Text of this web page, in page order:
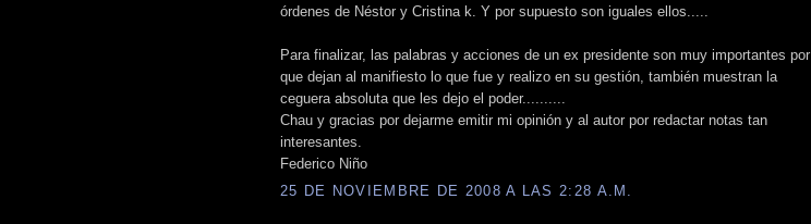
órdenes de Néstor y Cristina k. Y por supuesto son iguales ellos.....
Para finalizar, las palabras y acciones de un ex presidente son muy importantes por
que dejan al manifiesto lo que fue y realizo en su gestión, también muestran la
ceguera absoluta que les dejo el poder..........
Chau y gracias por dejarme emitir mi opinión y al autor por redactar notas tan
interesantes.
Federico Niño
25 DE NOVIEMBRE DE 2008 A LAS 2:28 A.M.